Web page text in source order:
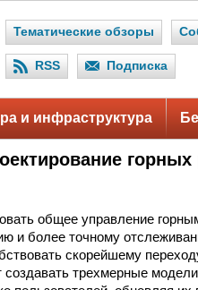
Тематические обзоры
RSS Подписка
и инфраструктура
горных
общее управление
и более точному
скорейшему
трехмерные